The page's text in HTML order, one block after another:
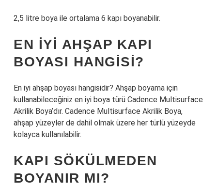
2,5 litre boya ile ortalama 6 kapı boyanabilir.
EN IYI AHŞAP KAPI
BOYASI HANGISI?
En iyi ahşap boyası hangisidir? Ahşap boyama için
kullanabileceğiniz en iyi boya türü Cadence Multisurface
Akrilik Boya’dır. Cadence Multisurface Akrilik Boya,
ahşap yüzeyler de dahil olmak üzere her türlü yüzeyde
kolayca kullanılabilir.
KAPI SÖKÜLMEDEN
BOYANIR MI?